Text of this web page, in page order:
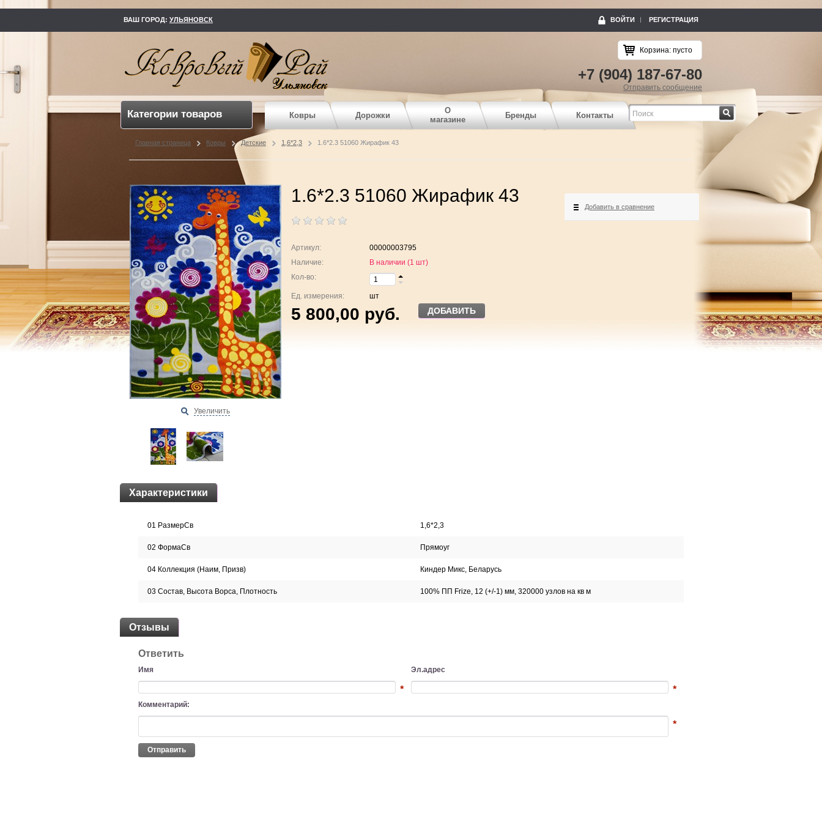
ВАШ ГОРОД: УЛЬЯНОВСК ВОЙТИ РЕГИСТРАЦИЯ
Корзина: пусто
+7 (904) 187-67-80
Отправить сообщение
Категории товаров Ковры Дорожки
О
магазине
Бренды Контакты
Главная страница Ковры Детские 1,6*2,3 1.6*2.3 51060 Жирафик 43
Увеличить
1.6*2.3 51060 Жирафик 43
Артикул:
00000003795
Наличие:
В наличии (1 шт)
Кол-во:
Ед. измерения: шт
5 800,00 руб. ДОБАВИТЬ
Добавить в сравнение
Характеристики
01 РазмерСв 1,6*2,3
02 ФормаСв Прямоуг
04 Коллекция (Наим, Призв) Киндер Микс, Беларусь
03 Состав, Высота Ворса, Плотность 100% ПП Frize, 12 (+/-1) мм, 320000 узлов на кв м
Отзывы
Ответить
Имя Эл.адрес
Комментарий:
Отправить